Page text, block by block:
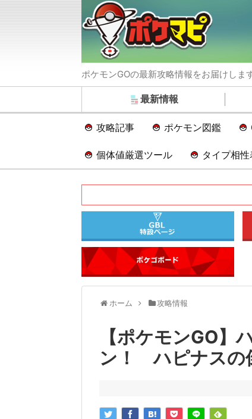
ポケモンGOの最新攻略情報をお届けしま
最新情報
攻略記事 ポケモン図鑑
個体値厳選ツール タイプ相性
ホーム 攻略情報
【ポケモンGO】
ン！ ハピナスの